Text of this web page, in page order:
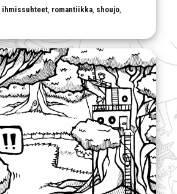
ihmissuhteet, romantiikka, shoujo,